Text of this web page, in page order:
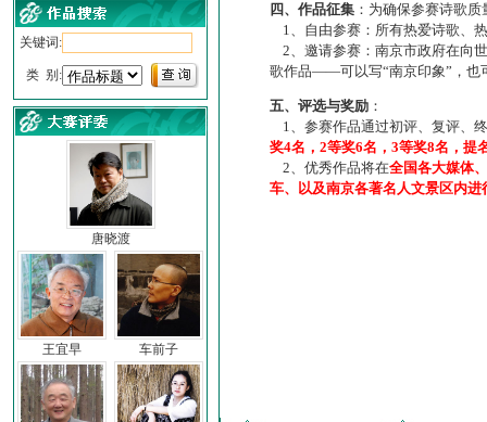
关键词:
类 别:
唐晓渡
王宜早 车前子
四、作品征集 ：为确保参赛诗歌
1、自由参赛：所有热爱诗歌、
2、邀请参赛：南京市政府在向
歌作品——可以写“南京印象”，也
五、评选与奖励 ：
1、参赛作品通过初评、复评、
奖4名，2等奖6名，3等奖8名，提
2、优秀作品将在全国各大媒体
车、以及南京各著名人文景区内进